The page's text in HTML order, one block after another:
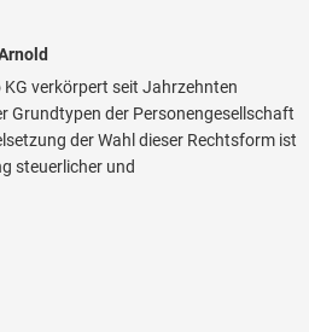
KG verkörpert seit Jahrzehnten
Grundtypen der Personengesellschaft
der Wahl dieser Rechtsform ist
steuerlicher und